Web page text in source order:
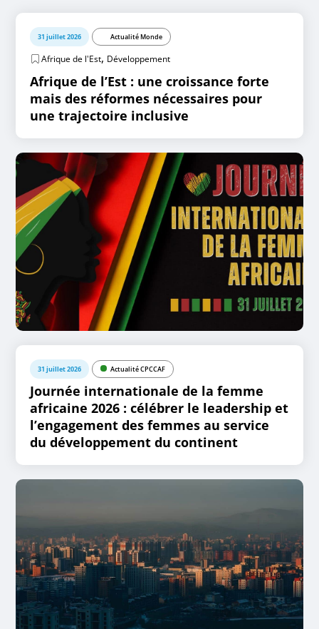
31 juillet 2026 Actualité Monde
Afrique de l'Est, Développement
Afrique de l’Est : une croissance forte
mais des réformes nécessaires pour
une trajectoire inclusive
31 juillet 2026 Actualité CPCCAF
Journée internationale de la femme
africaine 2026 : célébrer le leadership et
l’engagement des femmes au service
du développement du continent